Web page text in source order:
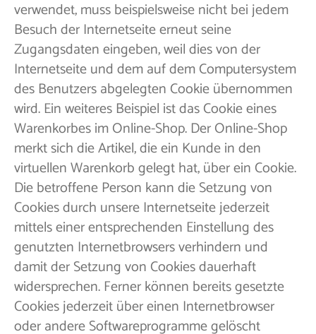
verwendet, muss beispielsweise nicht bei jedem
Besuch der Internetseite erneut seine
Zugangsdaten eingeben, weil dies von der
Internetseite und dem auf dem Computersystem
des Benutzers abgelegten Cookie übernommen
wird. Ein weiteres Beispiel ist das Cookie eines
Warenkorbes im Online-Shop. Der Online-Shop
merkt sich die Artikel, die ein Kunde in den
virtuellen Warenkorb gelegt hat, über ein Cookie.
Die betroffene Person kann die Setzung von
Cookies durch unsere Internetseite jederzeit
mittels einer entsprechenden Einstellung des
genutzten Internetbrowsers verhindern und
damit der Setzung von Cookies dauerhaft
widersprechen. Ferner können bereits gesetzte
Cookies jederzeit über einen Internetbrowser
oder andere Softwareprogramme gelöscht